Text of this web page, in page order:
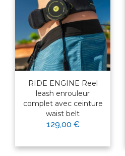
RIDE ENGINE Reel
leash enrouleur
complet avec ceinture
waist belt
129,00 €